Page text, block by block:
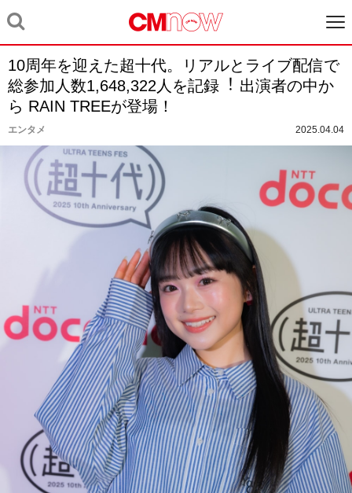
10周年を迎えた超⼗代。リアルとライブ配信で
総参加⼈数1,648,322⼈を記録︕ 出演者の中か
ら RAIN TREEが登場！
エンタメ 2025.04.04